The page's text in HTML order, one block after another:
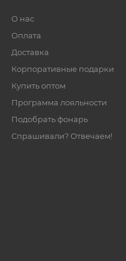
О нас
Оплата
Доставка
Корпоративные подарки
Купить оптом
Программа лояльности
Подобрать фонарь
Спрашивали? Отвечаем!